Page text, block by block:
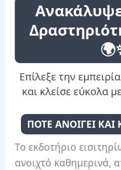
Επίλεξε την
και κλείσε εύκολα
ΠΟΤΕ ΑΝΟΙΓΕΙ ΚΑΙ
Το εκδοτήριο
ανοιχτό καθημερινά,